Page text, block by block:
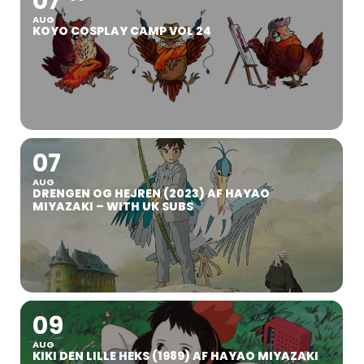
AUG
KOYO COSPLAY CAMP VOL 24
07
AUG
DRENGEN OG HEJREN (2023) AF HAYAO
MIYAZAKI – WITH UK SUBS
09
AUG
KIKI DEN LILLE HEKS (1989) AF HAYAO MIYAZAKI